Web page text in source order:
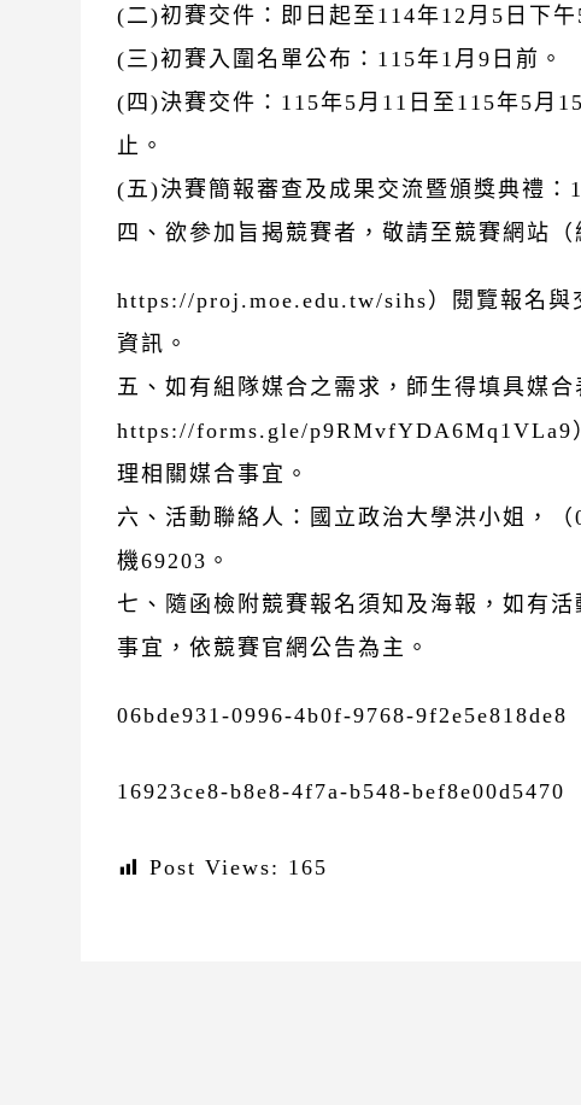
(二)初賽交件：即日起至114年12月5日下午
(三)初賽入圍名單公布：115年1月9日前。
(四)決賽交件：115年5月11日至115年5月
止。
(五)決賽簡報審查及成果交流暨頒獎典禮：
四、欲參加旨揭競賽者，敬請至競賽網站（
https://proj.moe.edu.tw/sihs）閱覽報名與
資訊。
五、如有組隊媒合之需求，師生得填具媒合
https://forms.gle/p9RMvfYDA6Mq1VLa9
理相關媒合事宜。
六、活動聯絡人：國立政治大學洪小姐，
機69203。
七、隨函檢附競賽報名須知及海報，如有
事宜，依競賽官網公告為主。
06bde931-0996-4b0f-9768-9f2e5e818de8
16923ce8-b8e8-4f7a-b548-bef8e00d5470
Post Views: 165